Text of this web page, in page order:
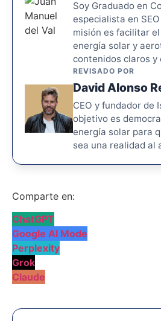
Soy Graduado en
especialista en
misión es facilitar
energía solar y
contenidos claros y
REVISADO POR
David Alonso
CEO y fundador de
objetivo es
energía solar para
sea una realidad al
Comparte en:
ChatGPT
Google AI Mode
Perplexity
Grok
Claude